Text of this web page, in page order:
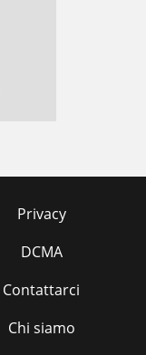
Privacy
DCMA
Contattarci
Chi siamo